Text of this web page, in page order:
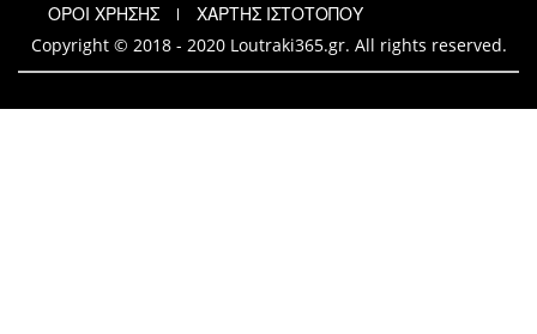
ΟΡΟΙ ΧΡΗΣΗΣ
ΧΑΡΤΗΣ ΙΣΤΟΤΟΠΟΥ
Copyright © 2018 - 2020 Loutraki365.gr. All rights reserved.